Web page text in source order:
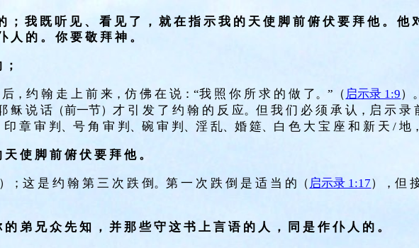
； 我 既 听 见 、 看 见 了 ， 就 在 指 示 我 的 天 使 脚 前 俯 伏 要 拜 他 。
他
人 的 。 你 要 敬 拜 神 。
，约 翰 走 上 前 来，仿 佛 在 说：“我 照 你 所 求 的 做 了。”（ 启示录 1:9）
稣 说 话（前一节）才 引 发 了 约 翰 的 反 应。但 我 们 必 须 承 认，启 示 录
章 审 判、号 角 审 判、碗 审 判、淫 乱、婚 筵、白 色 大 宝 座 和 新 天 / 地
使 脚 前 俯 伏 要 拜 他 。
）；这 是 约 翰 第 三 次 跌 倒。第 一 次 跌 倒 是 适 当 的（ 启示录 1:17），但
弟 兄 众 先 知 ， 并 那 些 守 这 书 上 言 语 的 人 ， 同 是 作 仆 人 的 。